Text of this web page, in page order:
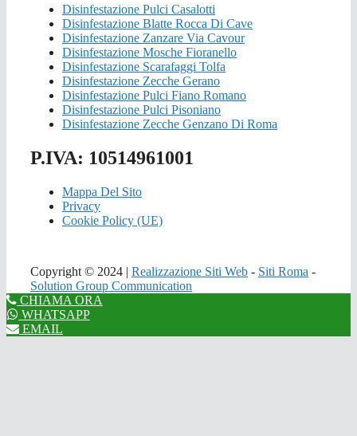
Disinfestazione Pulci Casalotti
Disinfestazione Blatte Rocca Di Cave
Disinfestazione Zanzare Via Cavour
Disinfestazione Mosche Fioranello
Disinfestazione Scarafaggi Tolfa
Disinfestazione Zecche Gerano
Disinfestazione Pulci Fiano Romano
Disinfestazione Pulci Pisoniano
Disinfestazione Zecche Genzano Di Roma
P.IVA: 10514961001
Mappa Del Sito
Privacy
Cookie Policy (UE)
Copyright © 2024 | Realizzazione Siti Web - Siti Roma -
Solution Group Communication
CHIAMA ORA
WHATSAPP
EMAIL